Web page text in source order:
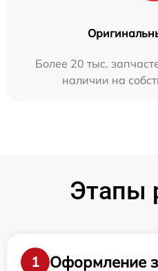
Более 20 тыс.
наличии на
Этапы
1 Оформление